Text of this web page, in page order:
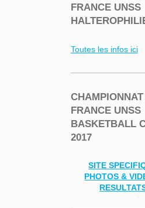
FRANCE UNSS
Toutes les infos ici
FRANCE UNSS
BASKETBALL
2017
SITE
PHOTOS &